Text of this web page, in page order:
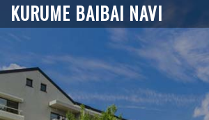
KURUME BAIBAI NAVI